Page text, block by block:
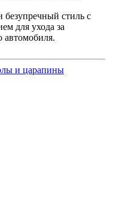
безупречный стиль с
для ухода за
автомобиля.
и царапины